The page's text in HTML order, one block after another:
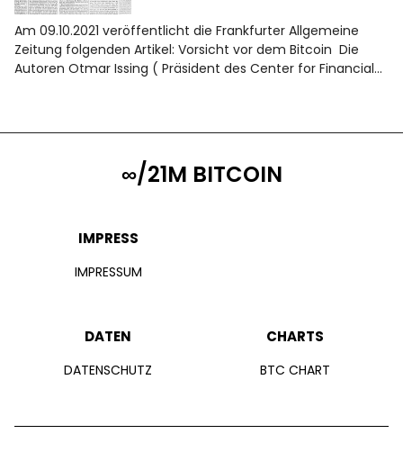
Am 09.10.2021 veröffentlicht die Frankfurter Allgemeine
Zeitung folgenden Artikel: Vorsicht vor dem Bitcoin Die
Autoren Otmar Issing ( Präsident des Center for Financial…
∞/21M BITCOIN
IMPRESS
IMPRESSUM
DATEN
DATENSCHUTZ
CHARTS
BTC CHART